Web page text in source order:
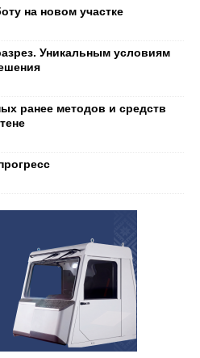
на новом участке
Уникальным условиям
ранее методов и средств